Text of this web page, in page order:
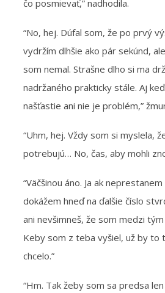
čo posmievať,” nadhodila.
“No, hej. Dúfal som, že po prvý
vydržím dlhšie ako pár sekúnd,
som nemal. Strašne dlho si ma
nadržaného prakticky stále. Aj
našťastie ani nie je problém,”
“Uhm, hej. Vždy som si myslela,
potrebujú… No, čas, aby mohli
“Väčšinou áno. Ja ak
dokážem hneď na ďalšie číslo
ani nevšimneš, že som medzi
Keby som z teba vyšiel, už by to
chcelo.”
“Hm. Tak žeby som sa predsa